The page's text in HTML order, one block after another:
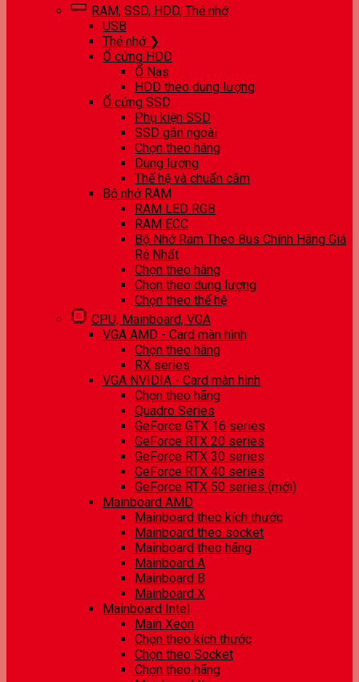
RAM, SSD, HDD, Thẻ nhớ
USB
Thẻ nhớ ❯
Ổ cứng HDD
Ổ Nas
HDD theo dung lượng
Ổ cứng SSD
Phụ kiện SSD
SSD gắn ngoài
Chọn theo hãng
Dung lượng
Thế hệ và chuẩn cắm
Bộ nhớ RAM
RAM LED RGB
RAM ECC
Bộ Nhớ Ram Theo Bus Chính Hãng Giá
Rẻ Nhất
Chọn theo hãng
Chọn theo dung lượng
Chọn theo thế hệ
CPU, Mainboard, VGA
VGA AMD - Card màn hình
Chọn theo hãng
RX series
VGA NVIDIA - Card màn hình
Chọn theo hãng
Quadro Series
GeForce GTX 16 series
GeForce RTX 20 series
GeForce RTX 30 series
GeForce RTX 40 series
GeForce RTX 50 series (mới)
Mainboard AMD
Mainboard theo kích thước
Mainboard theo socket
Mainboard theo hãng
Mainboard A
Mainboard B
Mainboard X
Mainboard Intel
Main Xeon
Chọn theo kích thước
Chọn theo Socket
Chọn theo hãng